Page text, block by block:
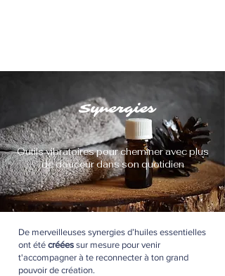
Synergies
Outils vibratoires pour cheminer avec plus
de douceur dans son quotidien
De merveilleuses synergies d’huiles essentielles
ont été créées sur mesure pour venir
t'accompagner à te reconnecter à ton grand
pouvoir de création.